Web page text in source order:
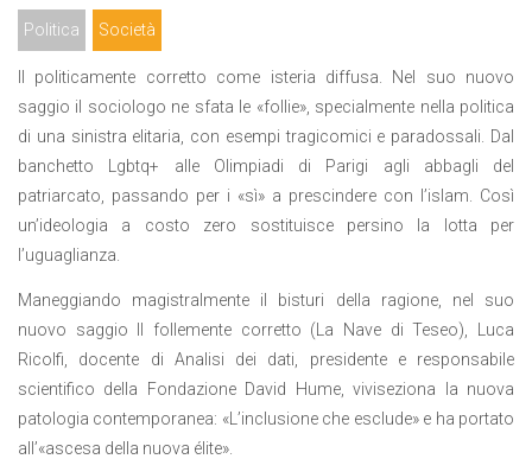
Politica Società
Il politicamente corretto come isteria diffusa. Nel suo nuovo
saggio il sociologo ne sfata le «follie», specialmente nella politica
di una sinistra elitaria, con esempi tragicomici e paradossali. Dal
banchetto Lgbtq+ alle Olimpiadi di Parigi agli abbagli del
patriarcato, passando per i «sì» a prescindere con l’islam. Così
un’ideologia a costo zero sostituisce persino la lotta per
l’uguaglianza.
Maneggiando magistralmente il bisturi della ragione, nel suo
nuovo saggio Il follemente corretto (La Nave di Teseo), Luca
Ricolfi, docente di Analisi dei dati, presidente e responsabile
scientifico della Fondazione David Hume, viviseziona la nuova
patologia contemporanea: «L’inclusione che esclude» e ha portato
all’«ascesa della nuova élite».